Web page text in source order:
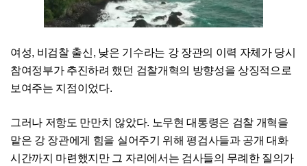
여성, 비검찰 출신, 낮은 기수라는 강 장관의 이력 자체가 당시
참여정부가 추진하려 했던 검찰개혁의 방향성을 상징적으로
보여주는 지점이었다.
그러나 저항도 만만치 않았다. 노무현 대통령은 검찰 개혁을
맡은 강 장관에게 힘을 실어주기 위해 평검사들과 공개 대화
시간까지 마련했지만 그 자리에서는 검사들의 무례한 질의가